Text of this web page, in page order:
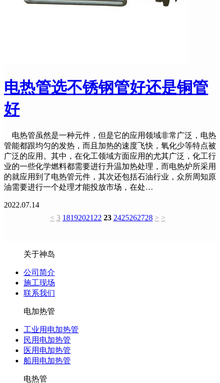
电热管选不锈钢管好还是铜管
好
电热管虽然是一种元件，但是它的应用领域非常广泛，电热
管能都跟均匀的发热，而且加热的速度飞快，氧化少等特点被
广泛的应用。其中，在化工领域方面应用的尤其广泛，化工行
业的一些化学燃料都需要进行升温加热处理，而电热炉所采用
的就应用到了电热管元件，其次还包括石油行业，众所周知原
油需要进行一个处理才能投放市场，在处…
2022.07.14
< 3 18192021 22 23 2425262728 > >
关于神岛
公司简介
施工现场
联系我们
电加热管
工业用电加热管
民用电加热管
医用电加热管
船用电加热管
电热管